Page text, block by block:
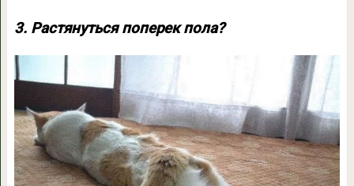
3. Растянуться поперек пола?